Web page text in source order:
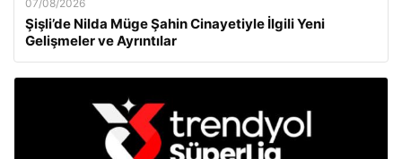
07/08/2026
Şişli’de Nilda Müge Şahin Cinayetiyle İlgili Yeni
Gelişmeler ve Ayrıntılar